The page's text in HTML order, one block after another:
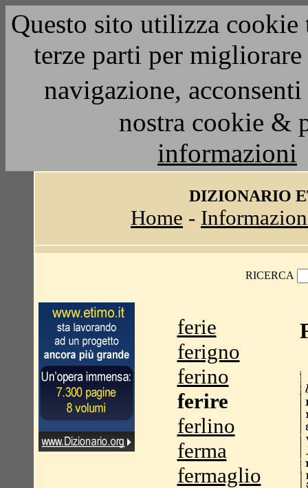
Questo sito utilizza
terze parti per
navigazione,
nostra cookie &
informazioni
DIZIONARIO
Home -
RICERCA
ferie
ferigno
ferino
ferire
ferlino
ferma
fermaglio